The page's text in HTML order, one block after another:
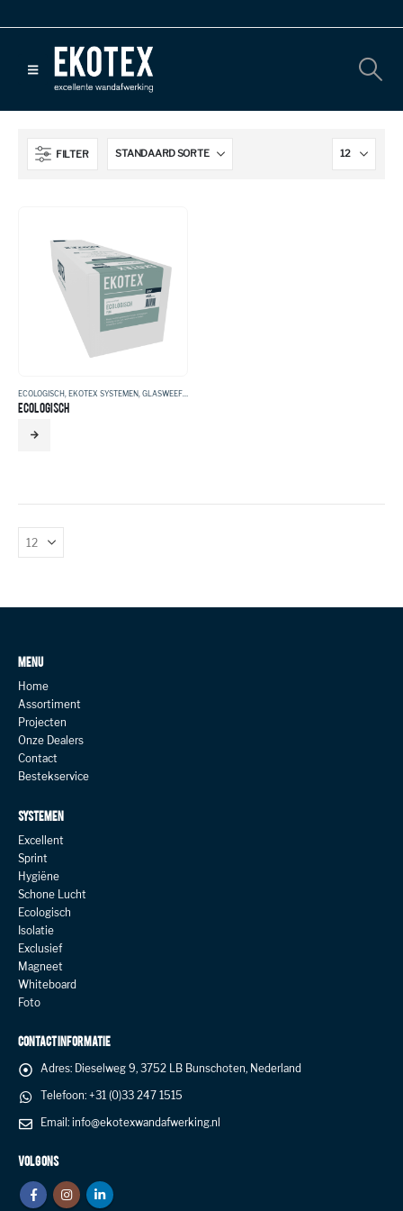
FILTER
ECOLOGISCH EKOTEX SYSTEMEN GLASWEEFSEL
ECOLOGISCH
MENU
Home
Assortiment
Projecten
Onze Dealers
Contact
Bestekservice
SYSTEMEN
Excellent
Sprint
Hygiëne
Schone Lucht
Ecologisch
Isolatie
Exclusief
Magneet
Whiteboard
Foto
CONTACT INFORMATIE
Adres: Dieselweg 9, 3752 LB Bunschoten, Nederland
Telefoon: +31 (0)33 247 1515
Email: info@ekotexwandafwerking.nl
VOLG ONS